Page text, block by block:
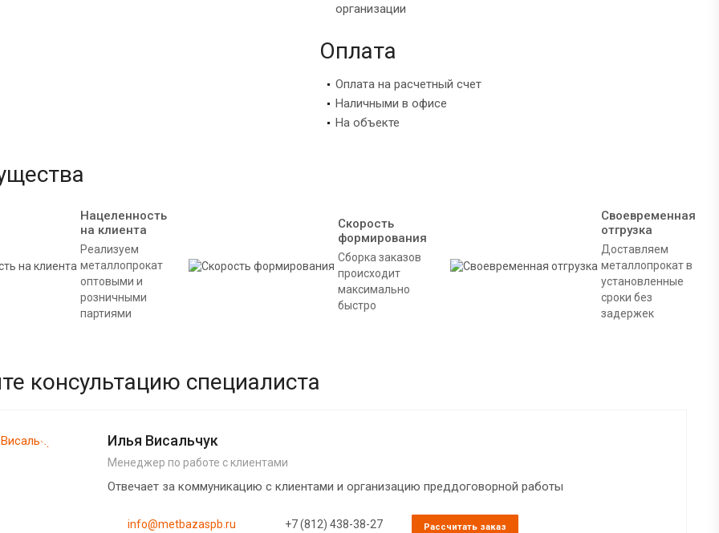
организации
Оплата
Оплата на расчетный счет
Наличными в офисе
На объекте
Нацеленность
на клиента
Реализуем
металлопрокат
оптовыми и
розничными
партиями
Скорость
формирования
Сборка заказов
происходит
максимально
быстро
Своевременная
отгрузка
Доставляем
металлопрокат в
установленные
сроки без
задержек
консультацию специалиста
Илья Висальчук
Менеджер по работе с клиентами
Отвечает за коммуникацию с клиентами и организацию преддоговорной работы
info@metbazaspb.ru +7 (812) 438-38-27 Рассчитать заказ